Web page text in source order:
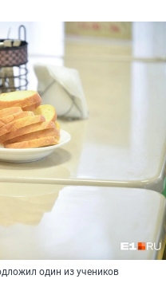
один из учеников